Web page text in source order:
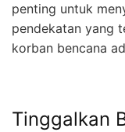
penting untuk
pendekatan yang
korban bencana
Tinggalkan